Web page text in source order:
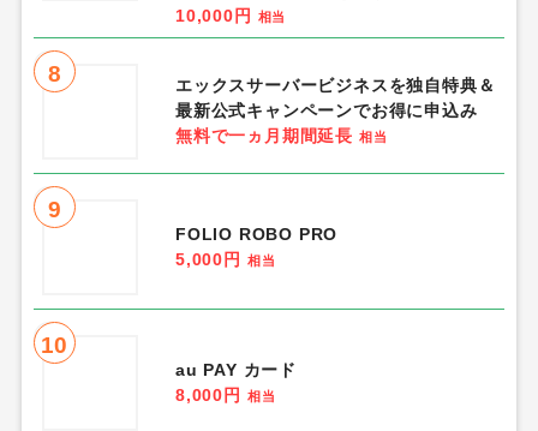
10,000円
相当
8
エックスサーバービジネスを独自特典＆
最新公式キャンペーンでお得に申込み
無料で一ヵ月期間延長 相当
9
FOLIO ROBO PRO
5,000円
相当
10
au PAY カード
8,000円
相当